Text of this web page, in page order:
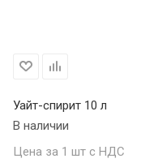
Уайт-спирит 10 л
В наличии
Цена за 1 шт с НДС